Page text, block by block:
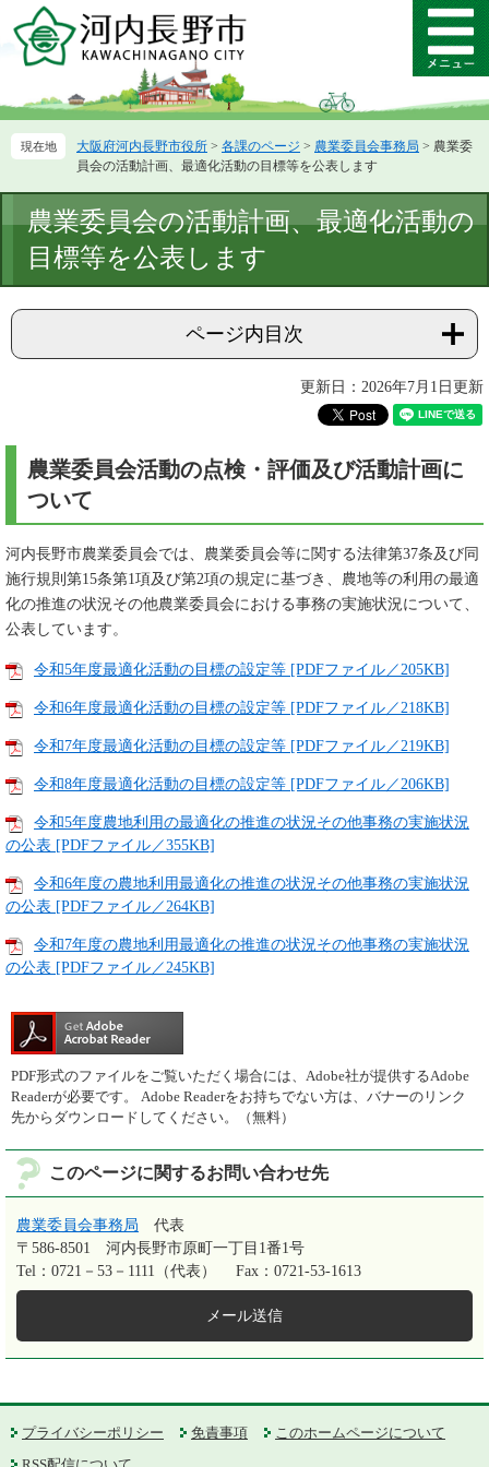
ー
先
ニ
を
て
メ
ニ
ー
大阪府河内長野市役所 > 各課のページ > 農業委員会事務局 > 農業委
員会の活動計画、最適化活動の目標等を公表します
文
農業委員会の活動計画、最適化活動の
目標等を公表します
ページ内目次
更新日：2026年7月1日更新
農業委員会活動の点検・評価及び活動計画に
ついて
河内長野市農業委員会では、農業委員会等に関する法律第37条及び同
施行規則第15条第1項及び第2項の規定に基づき、農地等の利用の最適
化の推進の状況その他農業委員会における事務の実施状況について、
公表しています。
令和5年度最適化活動の目標の設定等 [PDFファイル／205KB]
令和6年度最適化活動の目標の設定等 [PDFファイル／218KB]
令和7年度最適化活動の目標の設定等 [PDFファイル／219KB]
令和8年度最適化活動の目標の設定等 [PDFファイル／206KB]
令和5年度農地利用の最適化の推進の状況その他事務の実施状況
の公表 [PDFファイル／355KB]
令和6年度の農地利用最適化の推進の状況その他事務の実施状況
の公表 [PDFファイル／264KB]
令和7年度の農地利用最適化の推進の状況その他事務の実施状況
の公表 [PDFファイル／245KB]
PDF形式のファイルをご覧いただく場合には、Adobe社が提供するAdobe
Readerが必要です。
Adobe Readerをお持ちでない方は、バナーのリンク
先からダウンロードしてください。（無料）
このページに関するお問い合わせ先
農業委員会事務局
代表
〒586-8501
河内長野市原町一丁目1番1号
Tel：0721－53－1111（代表）
Fax：0721-53-1613
メール送信
プライバシーポリシー 免責事項
このホームページについて